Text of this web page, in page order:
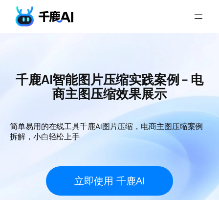
千鹿AI智能图片压缩实践案例 – 电
商主图压缩效果展示
简单易用的在线工具千鹿AI图片压缩，电商主图压缩案例
拆解，小白轻松上手
立即使用 千鹿AI